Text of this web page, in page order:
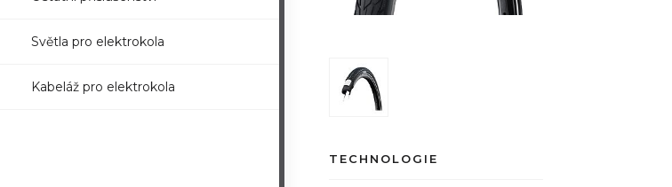
Světla pro elektrokola
Kabeláž pro elektrokola
TECHNOLOGIE